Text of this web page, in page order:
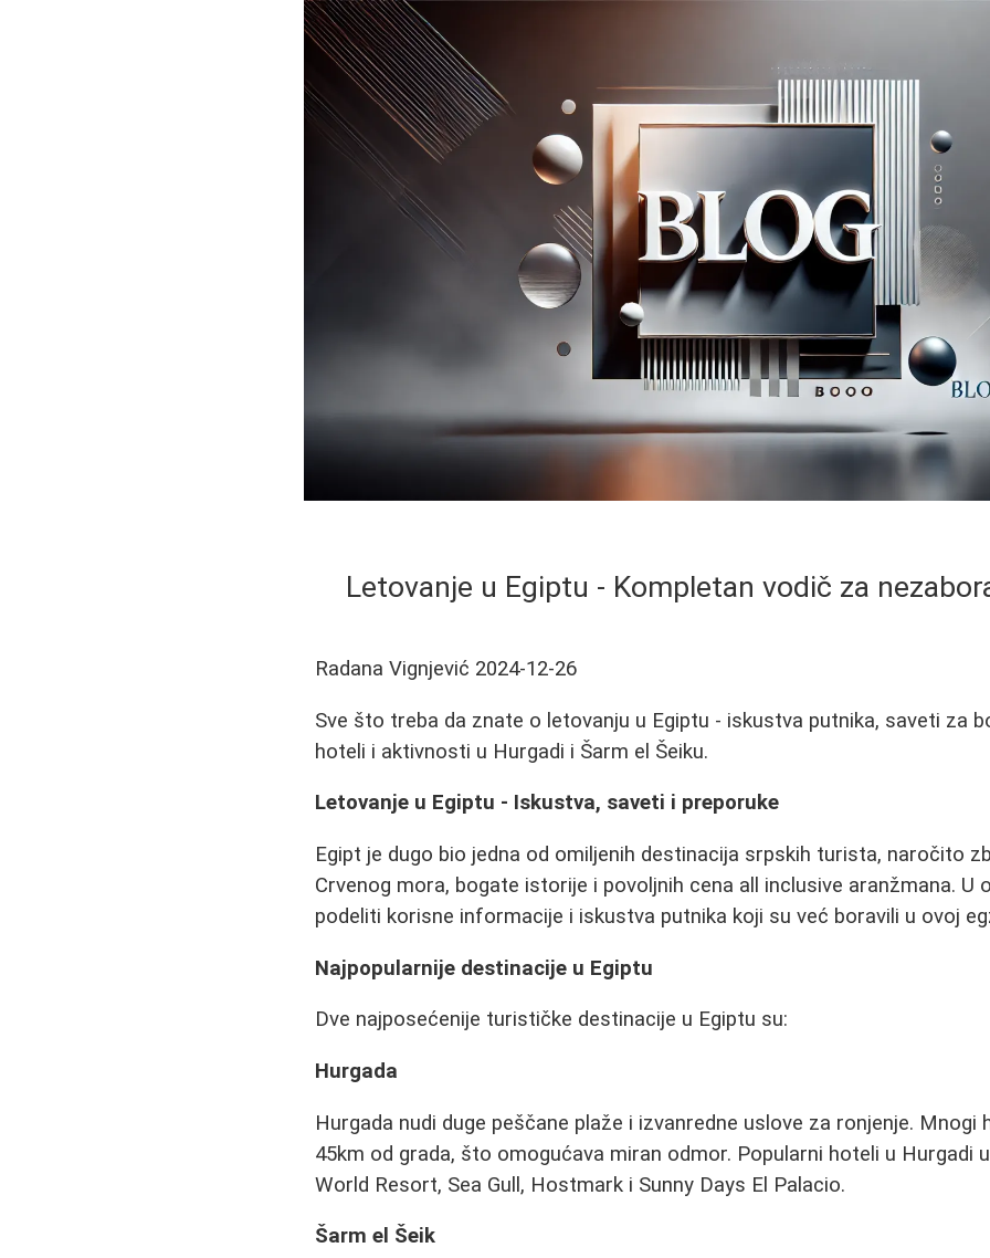
Letovanje u Egiptu - Kompletan vodič za
Radana Vignjević 2024-12-26
Sve što treba da znate o letovanju u Egiptu - iskustva putnika, saveti za
hoteli i aktivnosti u Hurgadi i Šarm el Šeiku.
Letovanje u Egiptu - Iskustva, saveti i preporuke
Egipt je dugo bio jedna od omiljenih destinacija srpskih turista, naročito
Crvenog mora, bogate istorije i povoljnih cena all inclusive aranžmana. U
podeliti korisne informacije i iskustva putnika koji su već boravili u ovoj
Najpopularnije destinacije u Egiptu
Dve najposećenije turističke destinacije u Egiptu su:
Hurgada
Hurgada nudi duge peščane plaže i izvanredne uslove za ronjenje. Mnogi
45km od grada, što omogućava miran odmor. Popularni hoteli u Hurgadi
World Resort, Sea Gull, Hostmark i Sunny Days El Palacio.
Šarm el Šeik